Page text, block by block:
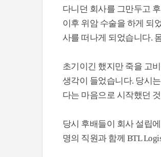
다니던 회사를 그만두고
이후 위암 수술을 하게 되
사를 떠나게 되었습니다.
초기이긴 했지만 죽을 고
생각이 들었습니다. 당시
다는 마음으로 시작했던
당시 후배들이 회사 설립
명의 직원과 함께 BTL